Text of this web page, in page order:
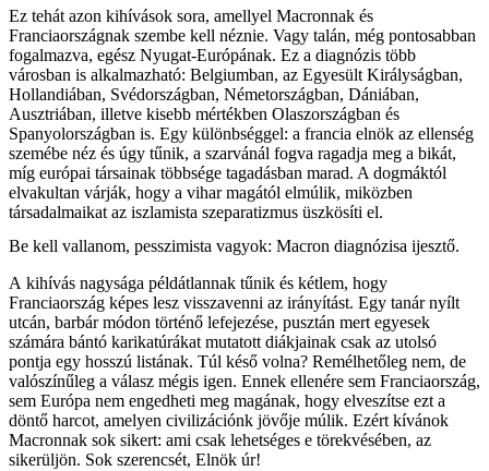
Ez tehát azon kihívások sora, amellyel Macronnak és
Franciaországnak szembe kell néznie. Vagy talán, még pontosabban
fogalmazva, egész Nyugat-Európának. Ez a diagnózis több
városban is alkalmazható: Belgiumban, az Egyesült Királyságban,
Hollandiában, Svédországban, Németországban, Dániában,
Ausztriában, illetve kisebb mértékben Olaszországban és
Spanyolországban is. Egy különbséggel: a francia elnök az ellenség
szemébe néz és úgy tűnik, a szarvánál fogva ragadja meg a bikát,
míg európai társainak többsége tagadásban marad. A dogmáktól
elvakultan várják, hogy a vihar magától elmúlik, miközben
társadalmaikat az iszlamista szeparatizmus üszkösíti el.
Be kell vallanom, pesszimista vagyok: Macron diagnózisa ijesztő.
A kihívás nagysága példátlannak tűnik és kétlem, hogy
Franciaország képes lesz visszavenni az irányítást. Egy tanár nyílt
utcán, barbár módon történő lefejezése, pusztán mert egyesek
számára bántó karikatúrákat mutatott diákjainak csak az utolsó
pontja egy hosszú listának. Túl késő volna? Remélhetőleg nem, de
valószínűleg a válasz mégis igen. Ennek ellenére sem Franciaország,
sem Európa nem engedheti meg magának, hogy elveszítse ezt a
döntő harcot, amelyen civilizációnk jövője múlik. Ezért kívánok
Macronnak sok sikert: ami csak lehetséges e törekvésében, az
sikerüljön. Sok szerencsét, Elnök úr!